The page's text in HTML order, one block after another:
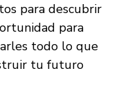
para descubrir
para
todo lo que
tu futuro